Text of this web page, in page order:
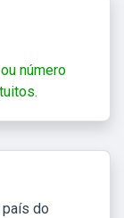
número
país do